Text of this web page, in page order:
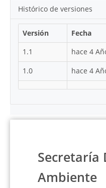
Histórico de versiones
Versión Fecha
1.1
hace 4
1.0
hace 4
Secretaría
Ambiente